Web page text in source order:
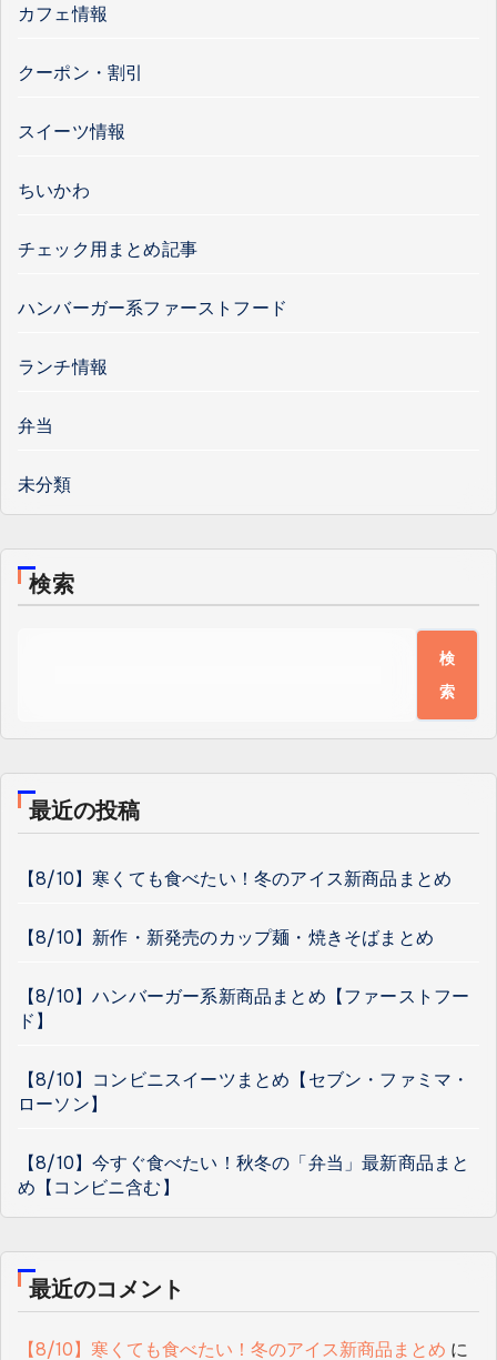
カフェ情報
クーポン・割引
スイーツ情報
ちいかわ
チェック用まとめ記事
ハンバーガー系ファーストフード
ランチ情報
弁当
未分類
検索
検
索
最近の投稿
【8/10】寒くても食べたい！冬のアイス新商品まとめ
【8/10】新作・新発売のカップ麺・焼きそばまとめ
【8/10】ハンバーガー系新商品まとめ【ファーストフー
ド】
【8/10】コンビニスイーツまとめ【セブン・ファミマ・
ローソン】
【8/10】今すぐ食べたい！秋冬の「弁当」最新商品まと
め【コンビニ含む】
最近のコメント
【8/10】寒くても食べたい！冬のアイス新商品まとめ に